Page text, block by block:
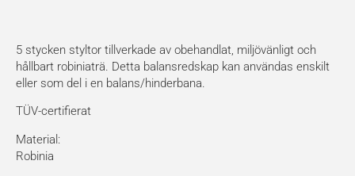
5 stycken styltor tillverkade av obehandlat, miljövänligt och
hållbart robiniaträ. Detta balansredskap kan användas enskilt
eller som del i en balans/hinderbana.
TÜV-certifierat
Material:
Robinia